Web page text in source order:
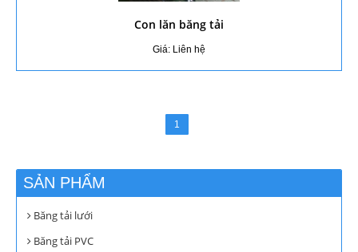
Con lăn băng tải
Giá: Liên hệ
1
SẢN PHẨM
Băng tải lưới
Băng tải PVC